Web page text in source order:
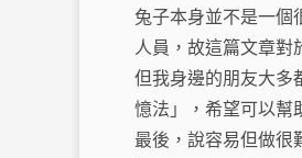
兔子本身並不是一個
人員，故這篇文章對
但我身邊的朋友大多
憶法」，希望可以幫
最後，說容易但做很